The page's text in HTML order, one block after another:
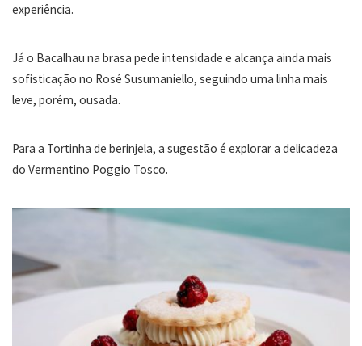
experiência.
Já o Bacalhau na brasa pede intensidade e alcança ainda mais
sofisticação no Rosé Susumaniello, seguindo uma linha mais
leve, porém, ousada.
Para a Tortinha de berinjela, a sugestão é explorar a delicadeza
do Vermentino Poggio Tosco.